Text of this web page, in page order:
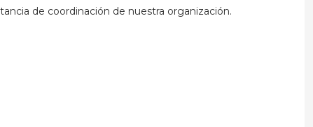
de coordinación de nuestra organización.